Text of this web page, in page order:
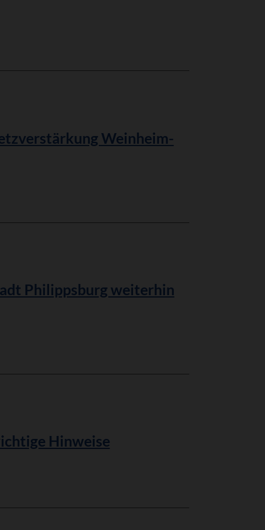
Weinheim-
Philippsburg weiterhin
Hinweise